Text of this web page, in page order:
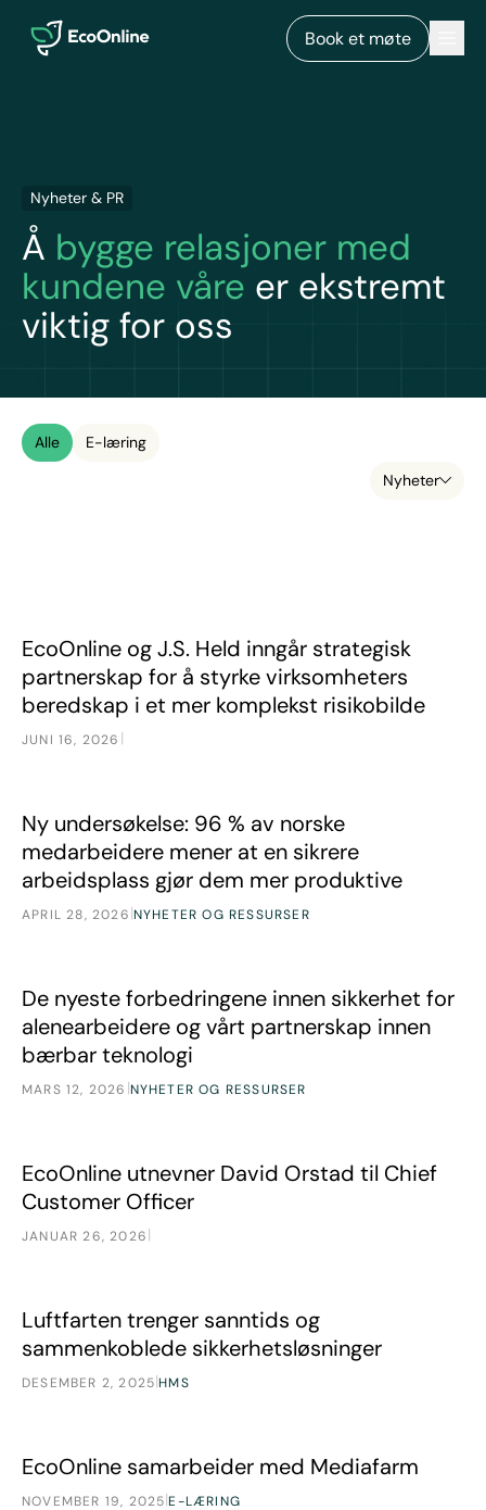
EcoOnline
Book et møte
Nyheter & PR
Å bygge relasjoner med
kundene våre er ekstremt
viktig for oss
Alle
E-læring
Nyheter
Nyheter
EcoOnline og J.S. Held inngår strategisk
partnerskap for å styrke virksomheters
beredskap i et mer komplekst risikobilde
JUNI 16, 2026 |
Nyheter
Ny undersøkelse: 96 % av norske
medarbeidere mener at en sikrere
arbeidsplass gjør dem mer produktive
APRIL 28, 2026 |NYHETER OG RESSURSER
Nyheter
De nyeste forbedringene innen sikkerhet for
alenearbeidere og vårt partnerskap innen
bærbar teknologi
MARS 12, 2026 |NYHETER OG RESSURSER
Nyheter
EcoOnline utnevner David Orstad til Chief
Customer Officer
JANUAR 26, 2026 |
Nyheter
Luftfarten trenger sanntids og
sammenkoblede sikkerhetsløsninger
DESEMBER 2, 2025|HMS
Nyheter
EcoOnline samarbeider med Mediafarm
NOVEMBER 19, 2025|E-LÆRING